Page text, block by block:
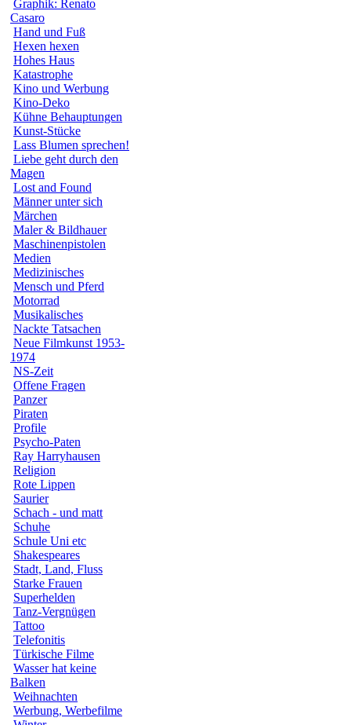
Graphik: Renato
Casaro
Hand und Fuß
Hexen hexen
Hohes Haus
Katastrophe
Kino und Werbung
Kino-Deko
Kühne Behauptungen
Kunst-Stücke
Lass Blumen sprechen!
Liebe geht durch den
Magen
Lost and Found
Männer unter sich
Märchen
Maler & Bildhauer
Maschinenpistolen
Medien
Medizinisches
Mensch und Pferd
Motorrad
Musikalisches
Nackte Tatsachen
Neue Filmkunst 1953-
1974
NS-Zeit
Offene Fragen
Panzer
Piraten
Profile
Psycho-Paten
Ray Harryhausen
Religion
Rote Lippen
Saurier
Schach - und matt
Schuhe
Schule Uni etc
Shakespeares
Stadt, Land, Fluss
Starke Frauen
Superhelden
Tanz-Vergnügen
Tattoo
Telefonitis
Türkische Filme
Wasser hat keine
Balken
Weihnachten
Werbung, Werbefilme